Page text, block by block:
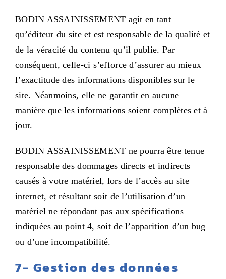
BODIN ASSAINISSEMENT agit en tant
qu’éditeur du site et est responsable de la qualité et
de la véracité du contenu qu’il publie. Par
conséquent, celle-ci s’efforce d’assurer au mieux
l’exactitude des informations disponibles sur le
site. Néanmoins, elle ne garantit en aucune
manière que les informations soient complètes et à
jour.
BODIN ASSAINISSEMENT ne pourra être tenue
responsable des dommages directs et indirects
causés à votre matériel, lors de l’accès au site
internet, et résultant soit de l’utilisation d’un
matériel ne répondant pas aux spécifications
indiquées au point 4, soit de l’apparition d’un bug
ou d’une incompatibilité.
7- Gestion des données